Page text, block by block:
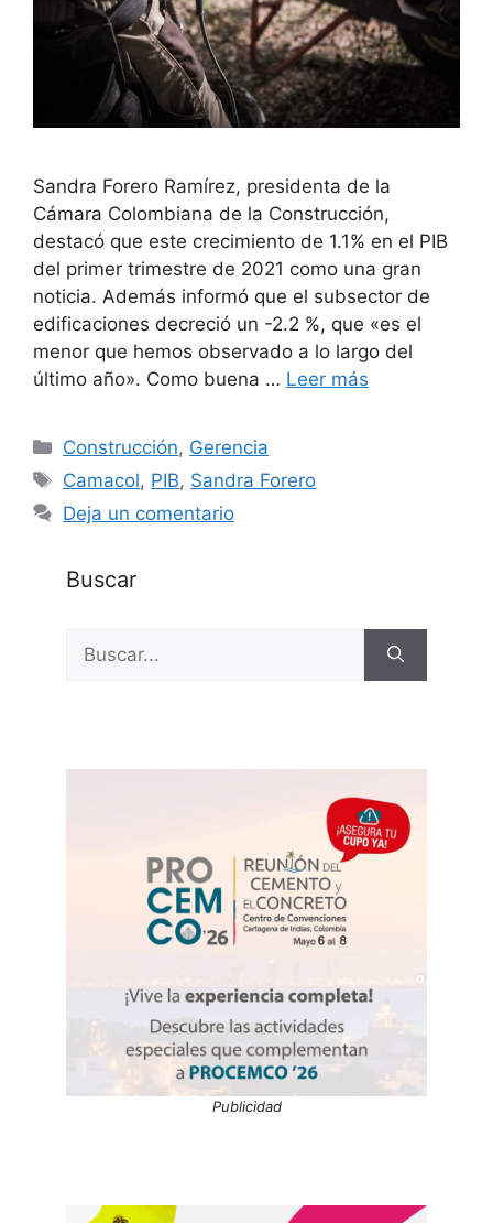
Sandra Forero Ramírez, presidenta de la
Cámara Colombiana de la Construcción,
destacó que este crecimiento de 1.1% en el PIB
del primer trimestre de 2021 como una gran
noticia. Además informó que el subsector de
edificaciones decreció un -2.2 %, que «es el
menor que hemos observado a lo largo del
último año». Como buena … Leer más
Categorías
Construcción, Gerencia
Etiquetas
Camacol, PIB, Sandra Forero
Deja un comentario
Buscar
Buscar:
Publicidad